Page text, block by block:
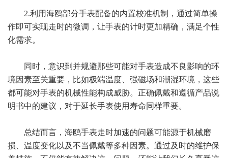
2.利用海鸥部分手表配备的内置校准机制，通过简单操
作即可实现走时的微调，让手表的计时更加精确，满足个性
化需求。
同时，意识到并规避那些可能对手表造成不良影响的环
境因素至关重要，比如极端温度、强磁场和潮湿环境，这些
都可能对手表的机械性能构成威胁。正确佩戴和遵循产品说
明书中的建议，对于延长手表使用寿命同样重要。
总结而言，海鸥手表走时加速的问题可能源于机械磨
损、温度变化以及不当佩戴等多种因素。通过及时的维护保